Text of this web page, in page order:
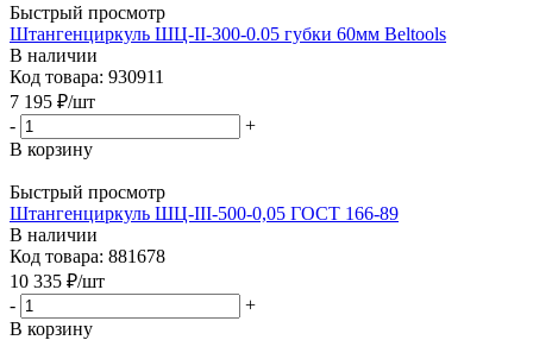
Быстрый просмотр
Штангенциркуль ШЦ-II-300-0.05 губки 60мм Beltools
В наличии
Код товара: 930911
7 195 ₽/шт
-
+
В корзину
Быстрый просмотр
Штангенциркуль ШЦ-III-500-0,05 ГОСТ 166-89
В наличии
Код товара: 881678
10 335 ₽/шт
-
+
В корзину